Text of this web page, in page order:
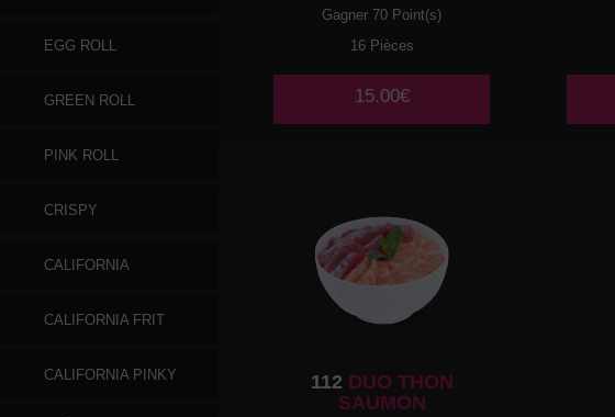
EGG ROLL
GREEN ROLL
PINK ROLL
CRISPY
CALIFORNIA
CALIFORNIA FRIT
CALIFORNIA PINKY
Gagner 70 Point(s)
16 Pièces
15.00€
112 DUO THON
SAUMON